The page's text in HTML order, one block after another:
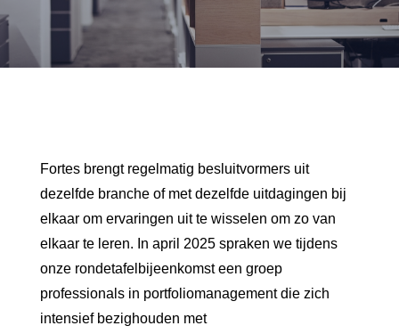
Fortes brengt regelmatig besluitvormers uit
dezelfde branche of met dezelfde uitdagingen bij
elkaar om ervaringen uit te wisselen om zo van
elkaar te leren. In april 2025 spraken we tijdens
onze rondetafelbijeenkomst een groep
professionals in portfoliomanagement die zich
intensief bezighouden met